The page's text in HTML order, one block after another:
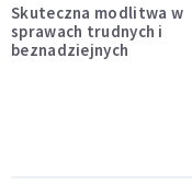
Skuteczna modlitwa w
sprawach trudnych i
beznadziejnych